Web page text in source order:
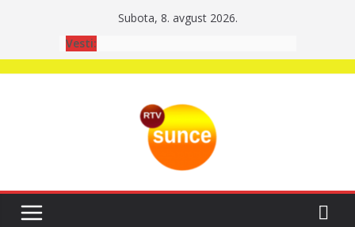
Subota, 8. avgust 2026.
Vesti: